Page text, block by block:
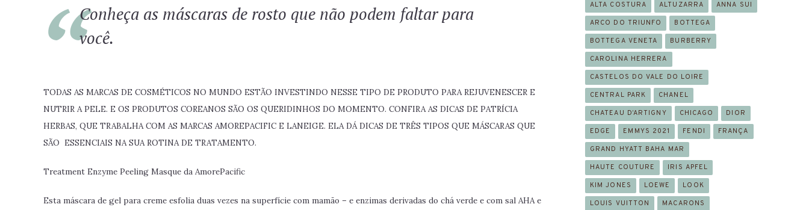
Conheça as máscaras de rosto que não podem faltar para
você.
TODAS AS MARCAS DE COSMÉTICOS NO MUNDO ESTÃO INVESTINDO NESSE TIPO DE PRODUTO PARA REJUVENESCER E
NUTRIR A PELE. E OS PRODUTOS COREANOS SÃO OS QUERIDINHOS DO MOMENTO. CONFIRA AS DICAS DE PATRÍCIA
HERBAS, QUE TRABALHA COM AS MARCAS AMOREPACIFIC E LANEIGE. ELA DÁ DICAS DE TRÊS TIPOS QUE MÁSCARAS QUE
SÃO ESSENCIAIS NA SUA ROTINA DE TRATAMENTO.
Treatment Enzyme Peeling Masque da AmorePacific
Esta máscara de gel para creme esfolia duas vezes na superfície com mamão – e enzimas derivadas do chá verde e com sal AHA e
ALTA COSTURA ALTUZARRA ANNA SUI
ARCO DO TRIUNFO BOTTEGA
BOTTEGA VENETA BURBERRY
CAROLINA HERRERA
CASTELOS DO VALE DO LOIRE
CENTRAL PARK CHANEL
CHATEAU D’ARTIGNY CHICAGO DIOR
EDGE EMMYS 2021 FENDI FRANÇA
GRAND HYATT BAHA MAR
HAUTE COUTURE IRIS APFEL
KIM JONES LOEWE LOOK
LOUIS VUITTON MACARONS